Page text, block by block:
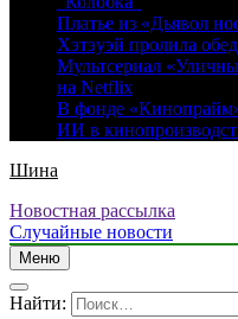
Платье из «Дьявол
Хэтэуэй пролила
Мультсериал
на Netflix
В фонде
ИИ в
Шина
Новостная рассылка
Случайные новости
Меню
Найти: